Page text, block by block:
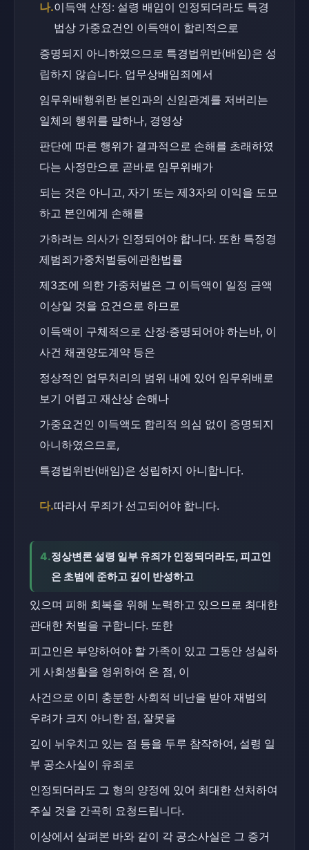
나.이득액 산정: 설령 배임이 인정되더라도 특경
법상 가중요건인 이득액이 합리적으로
증명되지 아니하였으므로 특경법위반(배임)은 성
립하지 않습니다. 업무상배임죄에서
임무위배행위란 본인과의 신임관계를 저버리는
일체의 행위를 말하나, 경영상
판단에 따른 행위가 결과적으로 손해를 초래하였
다는 사정만으로 곧바로 임무위배가
되는 것은 아니고, 자기 또는 제3자의 이익을 도모
하고 본인에게 손해를
가하려는 의사가 인정되어야 합니다. 또한 특정경
제범죄가중처벌등에관한법률
제3조에 의한 가중처벌은 그 이득액이 일정 금액
이상일 것을 요건으로 하므로
이득액이 구체적으로 산정·증명되어야 하는바, 이
사건 채권양도계약 등은
정상적인 업무처리의 범위 내에 있어 임무위배로
보기 어렵고 재산상 손해나
가중요건인 이득액도 합리적 의심 없이 증명되지
아니하였으므로,
특경법위반(배임)은 성립하지 아니합니다.
다.따라서 무죄가 선고되어야 합니다.
4.정상변론 설령 일부 유죄가 인정되더라도, 피고인
은 초범에 준하고 깊이 반성하고
있으며 피해 회복을 위해 노력하고 있으므로 최대한
관대한 처벌을 구합니다. 또한
피고인은 부양하여야 할 가족이 있고 그동안 성실하
게 사회생활을 영위하여 온 점, 이
사건으로 이미 충분한 사회적 비난을 받아 재범의
우려가 크지 아니한 점, 잘못을
깊이 뉘우치고 있는 점 등을 두루 참작하여, 설령 일
부 공소사실이 유죄로
인정되더라도 그 형의 양정에 있어 최대한 선처하여
주실 것을 간곡히 요청드립니다.
이상에서 살펴본 바와 같이 각 공소사실은 그 증거